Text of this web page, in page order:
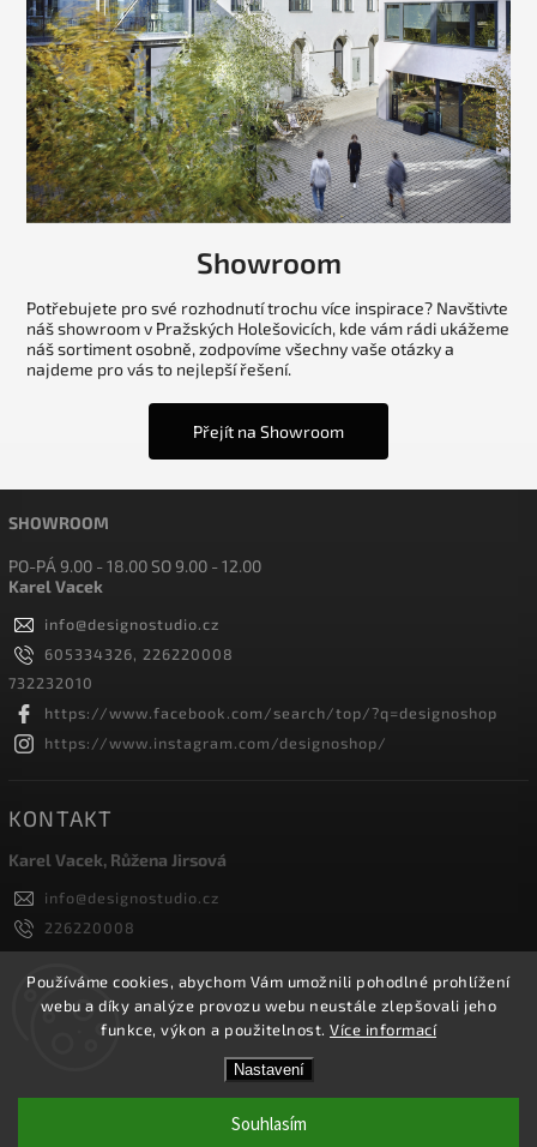
Používáme cookies, abychom Vám umožnili pohodlné prohlížení
webu a díky analýze provozu webu neustále zlepšovali jeho
funkce, výkon a použitelnost. Více informací
Nastavení
Souhlasím
Showroom
Potřebujete pro své rozhodnutí trochu více inspirace? Navštivte
náš showroom v Pražských Holešovicích, kde vám rádi ukážeme
náš sortiment osobně, zodpovíme všechny vaše otázky a
najdeme pro vás to nejlepší řešení.
Přejít na Showroom
SHOWROOM
PO-PÁ 9.00 - 18.00 SO 9.00 - 12.00
Karel Vacek
info@designostudio.cz
605334326, 226220008
732232010
https://www.facebook.com/search/top/?q=designoshop
https://www.instagram.com/designoshop/
KONTAKT
Karel Vacek, Růžena Jirsová
info@designostudio.cz
226220008
605334326, 732232010
Designoshop
designoshop
Designoshop. Všechna práva vyhrazena.